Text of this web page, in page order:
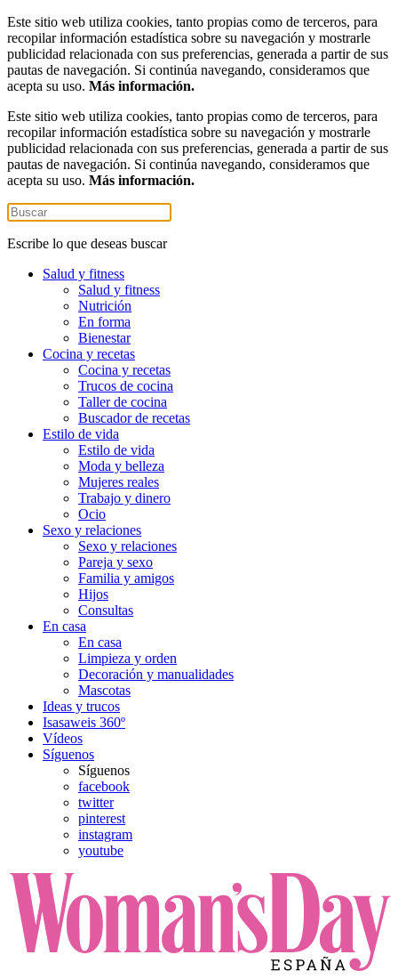
Este sitio web utiliza cookies, tanto propias como de terceros, para
recopilar información estadística sobre su navegación y mostrarle
publicidad relacionada con sus preferencias, generada a partir de sus
pautas de navegación. Si continúa navegando, consideramos que
acepta su uso. Más información.
Este sitio web utiliza cookies, tanto propias como de terceros, para
recopilar información estadística sobre su navegación y mostrarle
publicidad relacionada con sus preferencias, generada a partir de sus
pautas de navegación. Si continúa navegando, consideramos que
acepta su uso. Más información.
Escribe lo que deseas buscar
Salud y fitness
Salud y fitness
Nutrición
En forma
Bienestar
Cocina y recetas
Cocina y recetas
Trucos de cocina
Taller de cocina
Buscador de recetas
Estilo de vida
Estilo de vida
Moda y belleza
Mujeres reales
Trabajo y dinero
Ocio
Sexo y relaciones
Sexo y relaciones
Pareja y sexo
Familia y amigos
Hijos
Consultas
En casa
En casa
Limpieza y orden
Decoración y manualidades
Mascotas
Ideas y trucos
Isasaweis 360º
Vídeos
Síguenos
Síguenos
facebook
twitter
pinterest
instagram
youtube